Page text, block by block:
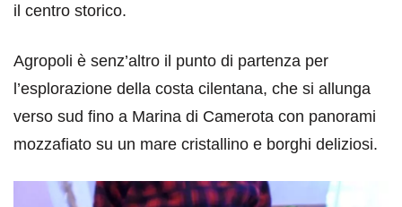
il centro storico.
Agropoli è senz’altro il punto di partenza per
l’esplorazione della costa cilentana, che si allunga
verso sud fino a Marina di Camerota con panorami
mozzafiato su un mare cristallino e borghi deliziosi.